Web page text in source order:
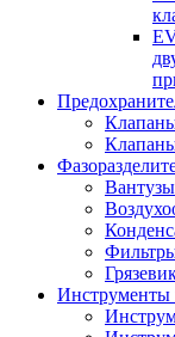
Вантузы
Инструменты